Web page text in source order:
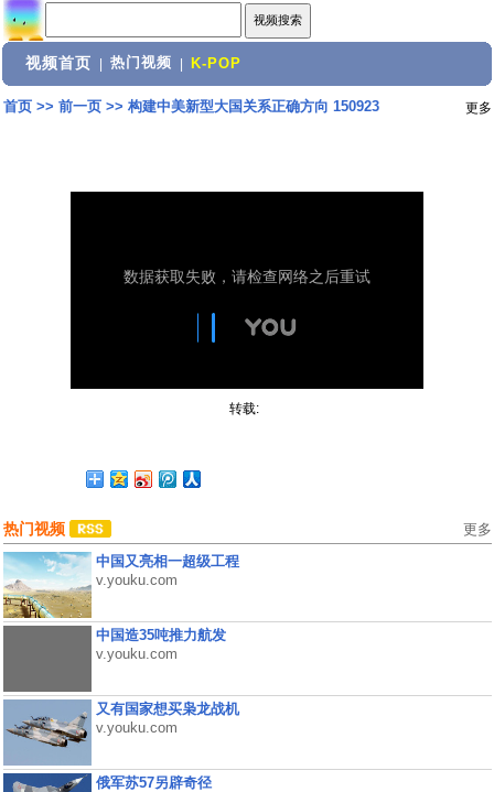
视频首页 热门视频 K-POP
首页>> 前一页>> 构建中美新型大国关系正确方向 150923 更多
转载:
热门视频 更多
中国又亮相一超级工程
v.youku.com
中国造35吨推力航发
v.youku.com
又有国家想买枭龙战机
v.youku.com
俄军苏57另辟奇径